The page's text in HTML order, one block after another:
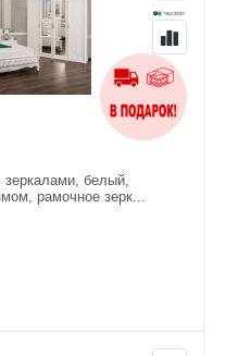
белый,
рамочное зерк...